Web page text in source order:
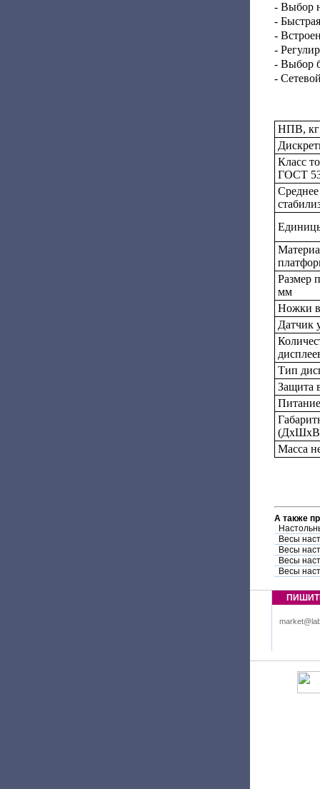
- Выбор
-
-
-
- Выбор
-
НПВ, кг
Класс
ГОСТ
Размер
мм
Ножки
Датчик
Тип
Защита
Питание
Масса
А также
Весы
Весы
Весы
Весы